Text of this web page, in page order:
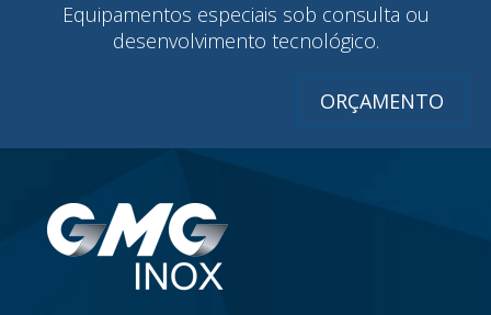
Equipamentos especiais sob consulta ou
desenvolvimento tecnológico.
ORÇAMENTO